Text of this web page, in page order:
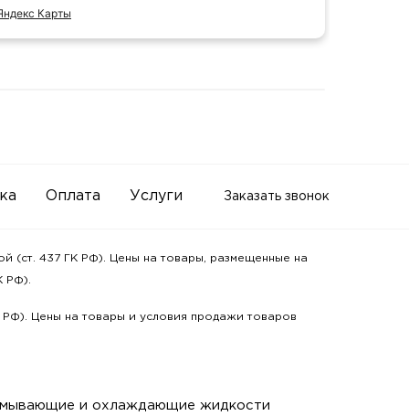
Карты
Оплата Услуги Заказать звонок
(ст. 437 ГК РФ). Цены на товары, размещенные на
РФ).
РФ). Цены на товары и условия продажи товаров
и охлаждающие жидкости